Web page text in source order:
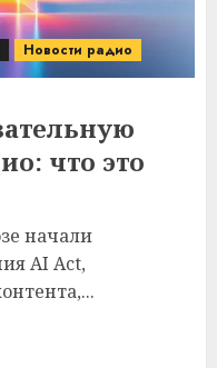
Новости радио
что это
начали
AI Act,